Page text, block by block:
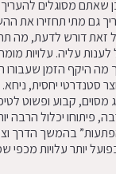
שאתם מסוגלים להעריך
גם מתי תחזירו את
זאת דורש לדעת, מה
עליה. עלויות
מה היקף הזמן שעבורו
סטנדרטי יחסית,
מסוים, קבוע ופשוט
פיתוחו יכלול הרבה
בהמשך הדרך
יותר עלויות מכפי